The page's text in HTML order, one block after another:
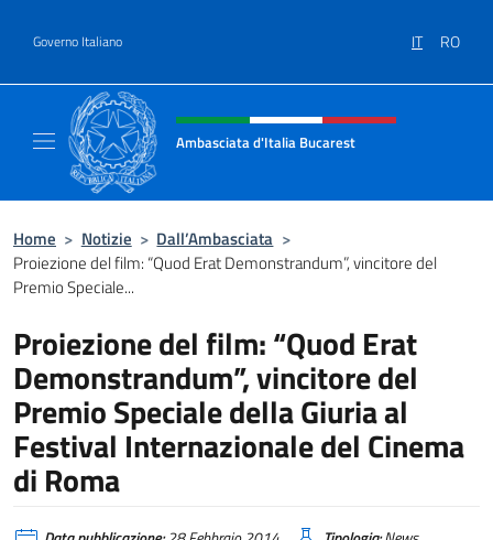
Governo Italiano IT RO
Intestazione sito, social e menù
Ambasciata d'Italia Bucarest
Home > Notizie > Dall’Ambasciata >
Proiezione del film: “Quod Erat Demonstrandum”, vincitore del
Premio Speciale...
Proiezione del film: “Quod Erat
Demonstrandum”, vincitore del
Premio Speciale della Giuria al
Festival Internazionale del Cinema
di Roma